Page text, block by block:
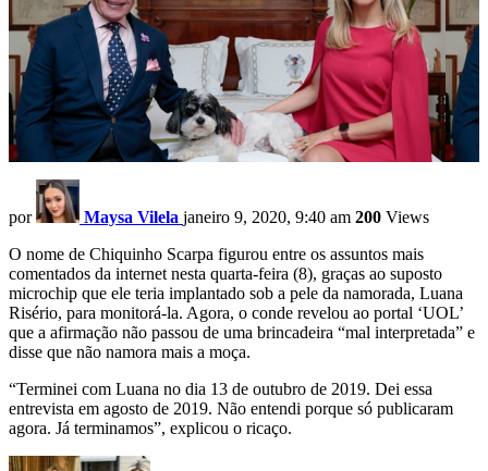
por Maysa Vilela janeiro 9, 2020, 9:40 am 200 Views
O nome de Chiquinho Scarpa figurou entre os assuntos mais
comentados da internet nesta quarta-feira (8), graças ao suposto
microchip que ele teria implantado sob a pele da namorada, Luana
Risério, para monitorá-la. Agora, o conde revelou ao portal ‘UOL’
que a afirmação não passou de uma brincadeira “mal interpretada” e
disse que não namora mais a moça.
“Terminei com Luana no dia 13 de outubro de 2019. Dei essa
entrevista em agosto de 2019. Não entendi porque só publicaram
agora. Já terminamos”, explicou o ricaço.